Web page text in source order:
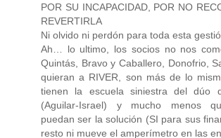
POR SU INCAPACIDAD, POR NO
REVERTIRLA
Ni olvido ni perdón para toda esta
Ah… lo ultimo, los socios no nos
Quintás, Bravo y Caballero, Donofrio,
quieran a RIVER, son más de lo
tienen la escuela siniestra del dúo
(Aguilar-Israel) y mucho menos
puedan ser la solución (SI para sus
resto ni mueve el amperímetro en las